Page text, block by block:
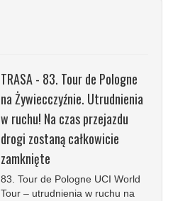
TRASA - 83. Tour de Pologne
na Żywiecczyźnie. Utrudnienia
w ruchu! Na czas przejazdu
drogi zostaną całkowicie
zamknięte
83. Tour de Pologne UCI World
Tour – utrudnienia w ruchu na